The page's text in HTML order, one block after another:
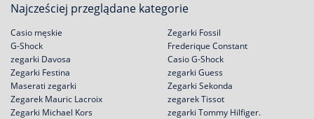
Najcześciej przeglądane kategorie
Casio męskie
G-Shock
zegarki Davosa
Zegarki Festina
Zegarki Fossil
Frederique Constant
Casio G-Shock
zegarki Guess
Maserati zegarki
Zegarek Mauric Lacroix
Zegarki Michael Kors
Zegarki Sekonda
zegarek Tissot
zegarki Tommy Hilfiger.